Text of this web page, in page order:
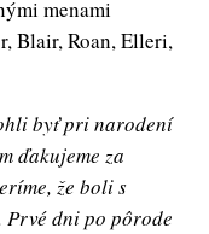
menami
Blair, Roan, Elleri,
byť pri narodení
ďakujeme za
že boli s
dni po pôrode